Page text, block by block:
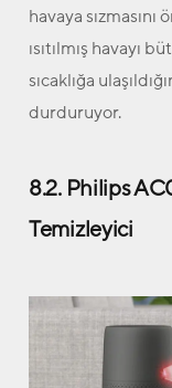
havaya
ısıtılmış havayı
sıcaklığa
durduruyor.
8.2. Philips
Temizleyici